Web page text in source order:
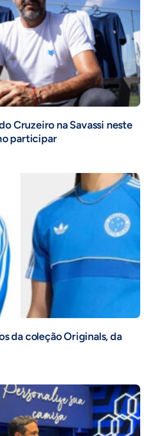
Cruzeiro na Savassi neste
participar
da coleção Originals, da